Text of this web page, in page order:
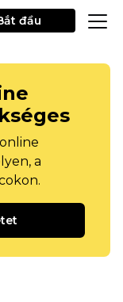
đầu
a